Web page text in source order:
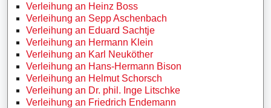
Verleihung an Heinz Boss
Verleihung an Sepp Aschenbach
Verleihung an Eduard Sachtje
Verleihung an Hermann Klein
Verleihung an Karl Neuköther
Verleihung an Hans-Hermann Bison
Verleihung an Helmut Schorsch
Verleihung an Dr. phil. Inge Litschke
Verleihung an Friedrich Endemann